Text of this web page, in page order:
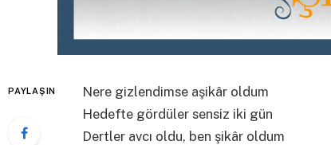
PAYLAŞIN
Nere gizlendimse aşikâr oldum
Hedefte gördüler sensiz iki gün
Dertler avcı oldu, ben şikâr oldum